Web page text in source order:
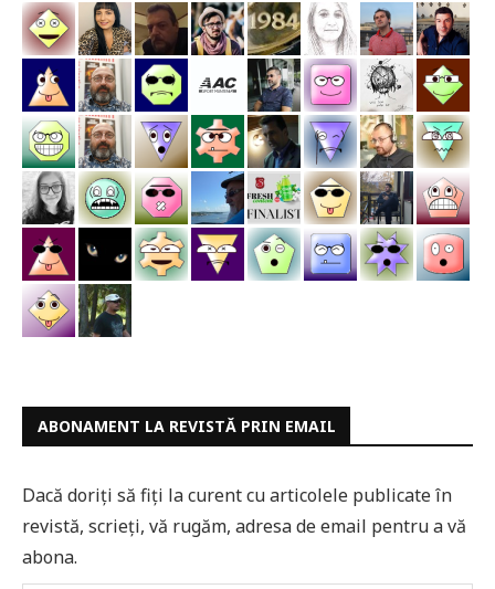
ABONAMENT LA REVISTĂ PRIN EMAIL
Dacă doriți să fiți la curent cu articolele publicate în
revistă, scrieți, vă rugăm, adresa de email pentru a vă
abona.